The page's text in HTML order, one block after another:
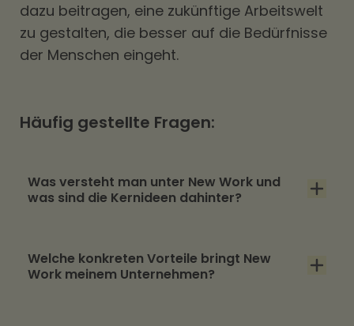
dazu beitragen, eine zukünftige Arbeitswelt
zu gestalten, die besser auf die Bedürfnisse
der Menschen eingeht.
Häufig gestellte Fragen:
Was versteht man unter New Work und
was sind die Kernideen dahinter?
Wandel der Arbeitswelt, weg von starren
Welche konkreten Vorteile bringt New
Work meinem Unternehmen?